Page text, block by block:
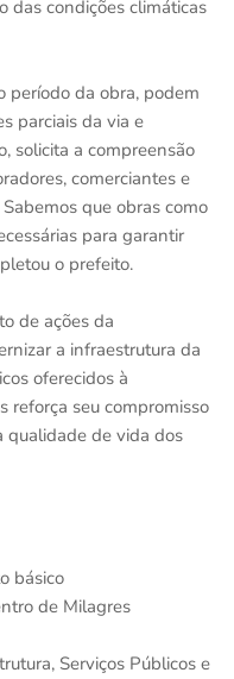
das condições climáticas
período da obra, podem
parciais da via e
solicita a compreensão
comerciantes e
que obras como
para garantir
o prefeito.
de ações da
a infraestrutura da
oferecidos à
reforça seu compromisso
qualidade de vida dos
básico
de Milagres
Serviços Públicos e